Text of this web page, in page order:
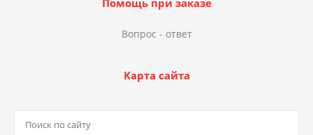
Помощь при заказе
Вопрос - ответ
Карта сайта